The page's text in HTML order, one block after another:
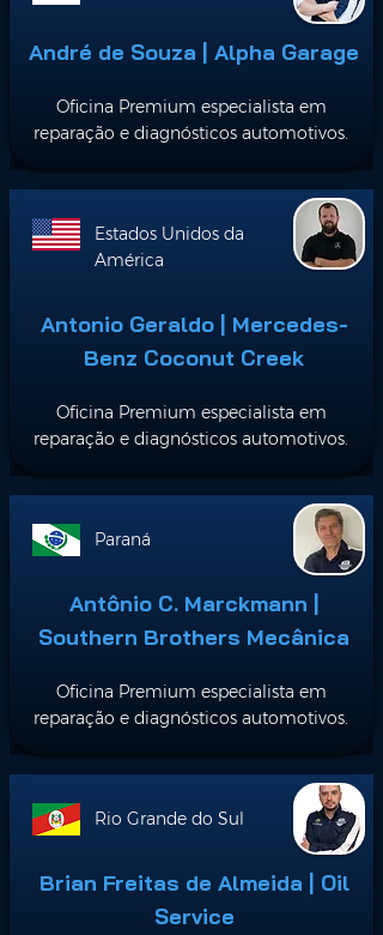
André de Souza | Alpha Garage
Oficina Premium especialista em
reparação e diagnósticos automotivos.
Estados Unidos da
América
Antonio Geraldo | Mercedes-
Benz Coconut Creek
Oficina Premium especialista em
reparação e diagnósticos automotivos.
Paraná
Antônio C. Marckmann |
Southern Brothers Mecânica
Oficina Premium especialista em
reparação e diagnósticos automotivos.
Rio Grande do Sul
Brian Freitas de Almeida | Oil
Service